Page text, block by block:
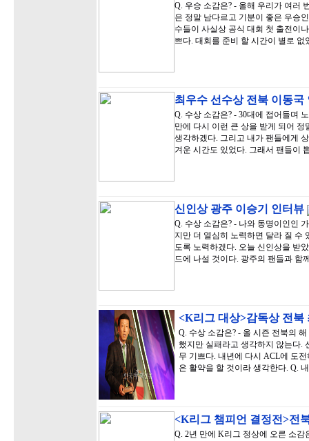
Q. 우승 소감은? - 올해 우리가 여러
은 정말 남다르고 기분이 좋은 우승
수들이 사실상 공식 대회 첫 출전이
쁘다. 대회를 준비 할 시간이 별로
최우수 선수상 전북 이동
Q. 수상 소감은? - 30대에 접어들며
만에 다시 이런 큰 상을 받게 되어
생각하겠다. 그리고 내가 팬들에게
겨운 시간도 있었다. 그래서 팬들이
신인상 광주 이승기 인터뷰
Q. 수상 소감은? - 나와 동명이인인
지만 더 열심히 노력하면 달라 질 수
도록 노력하겠다. 오늘 신인상을 받
드에 나설 것이다. 광주의 팬들과 함
<K리그 대상>감독상 전
Q. 수상 소감은? - 올 시즌 전북의
했지만 실패라고 생각하지 않는다.
무 기쁘다. 내년에 다시 ACL에 도
은 활약을 할 것이라 생각한다. Q.
<K리그 챔피언 결정전>전
Q. 2년 만에 K리그 정상에 오른 소